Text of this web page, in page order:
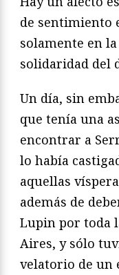
de sentimiento
solamente en
solidaridad del
Un día, sin
que tenía una
encontrar a
lo había
aquellas
además de
Lupin por toda
Aires, y sólo
velatorio de un